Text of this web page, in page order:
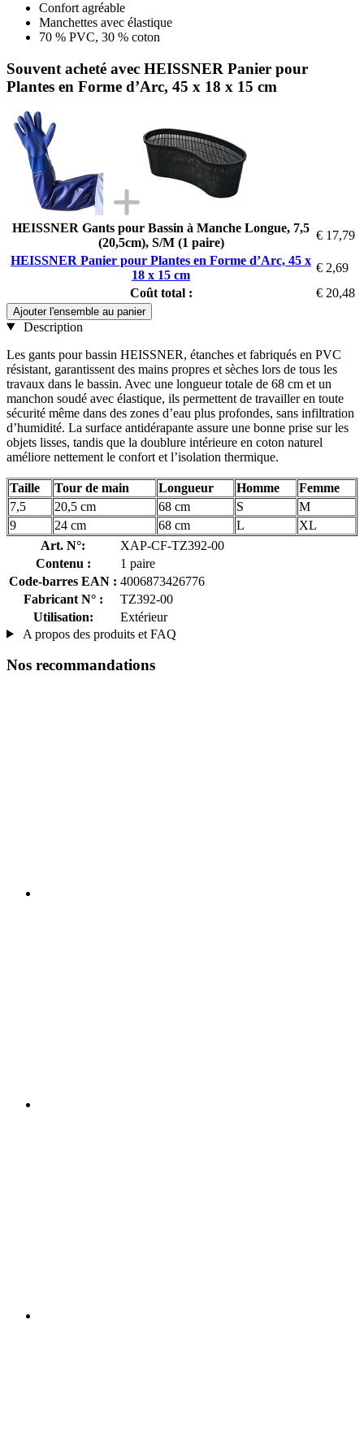
Confort agréable
Manchettes avec élastique
70 % PVC, 30 % coton
Souvent acheté avec HEISSNER Panier pour
Plantes en Forme d’Arc, 45 x 18 x 15 cm
HEISSNER Gants pour Bassin à Manche Longue, 7,5
(20,5cm), S/M (1 paire)
€ 17,79
HEISSNER Panier pour Plantes en Forme d’Arc, 45 x
18 x 15 cm
€ 2,69
Coût total :
€ 20,48
Ajouter l'ensemble au panier
Description
Les gants pour bassin HEISSNER, étanches et fabriqués en PVC
résistant, garantissent des mains propres et sèches lors de tous les
travaux dans le bassin. Avec une longueur totale de 68 cm et un
manchon soudé avec élastique, ils permettent de travailler en toute
sécurité même dans des zones d’eau plus profondes, sans infiltration
d’humidité. La surface antidérapante assure une bonne prise sur les
objets lisses, tandis que la doublure intérieure en coton naturel
améliore nettement le confort et l’isolation thermique.
Taille Tour de main Longueur Homme
Femme
7,5
20,5 cm 68 cm S
M
9
24 cm 68 cm L
XL
Art. N°:
XAP-CF-TZ392-00
Contenu :
1 paire
Code-barres EAN : 4006873426776
Fabricant N° :
TZ392-00
Utilisation:
Extérieur
A propos des produits et FAQ
Nos recommandations